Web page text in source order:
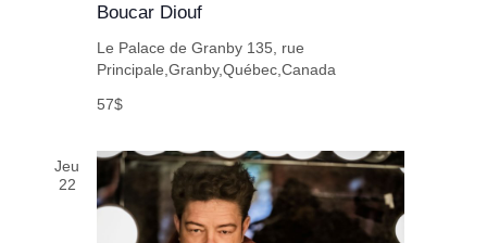
Boucar Diouf
Le Palace de Granby 135, rue
Principale,Granby,Québec,Canada
57$
Jeu
22